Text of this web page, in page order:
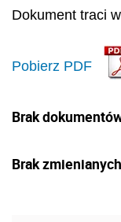
Dokument traci
Pobierz PDF
Brak
Brak